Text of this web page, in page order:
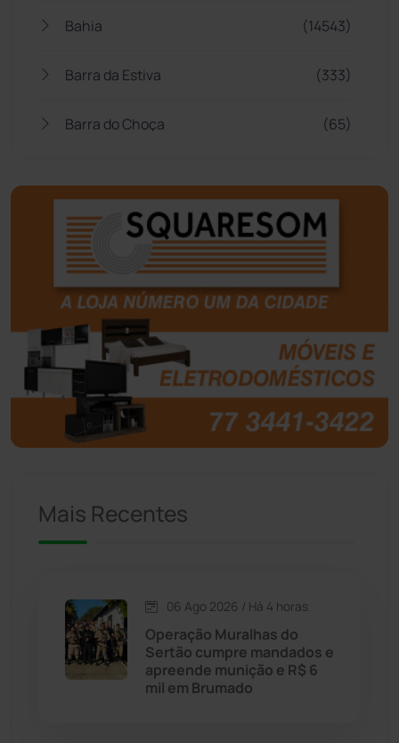
Bahia (14543)
Barra da Estiva (333)
Barra do Choça (65)
Bom Jesus da Lapa (505)
Boquira (152)
Botuporã
Brasil (7679)
Brumado (31951)
Caetanos
Candiba
Cândido Sales (120)
Mais Recentes
06 Ago 2026 / Há 4 horas
Operação Muralhas do
Sertão cumpre mandados e
apreende munição e R$ 6
mil em Brumado